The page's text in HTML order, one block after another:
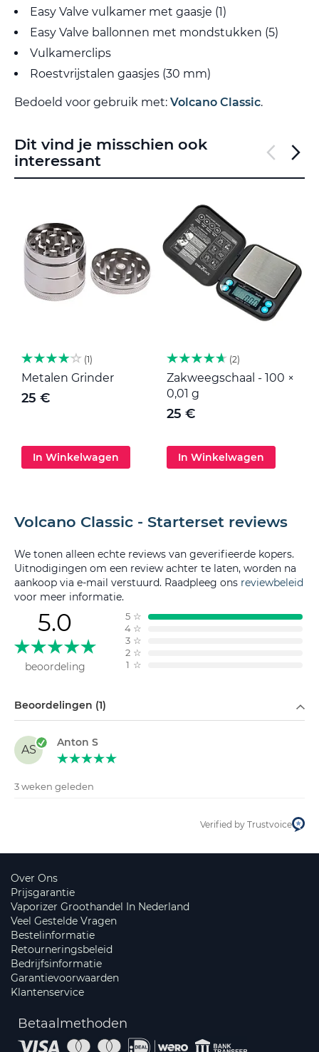
Easy Valve vulkamer met gaasje (1)
Easy Valve ballonnen met mondstukken (5)
Vulkamerclips
Roestvrijstalen gaasjes (30 mm)
Bedoeld voor gebruik met: Volcano Classic.
Dit vind je misschien ook
interessant
1
Metalen Grinder
25 €
In Winkelwagen
2
Zakweegschaal - 100 ×
0,01 g
25 €
In Winkelwagen
Volcano Classic - Starterset reviews
We tonen alleen echte reviews van geverifieerde kopers.
Uitnodigingen om een review achter te laten, worden na
aankoop via e-mail verstuurd. Raadpleeg ons reviewbeleid
voor meer informatie.
5.0
beoordeling
5 ☆
4 ☆
3 ☆
2 ☆
1 ☆
Beoordelingen (1)
AS
Anton S
3 weken geleden
Verified by Trustvoice
Over Ons
Prijsgarantie
Vaporizer Groothandel In Nederland
Veel Gestelde Vragen
Bestelinformatie
Retourneringsbeleid
Bedrijfsinformatie
Garantievoorwaarden
Klantenservice
Betaalmethoden